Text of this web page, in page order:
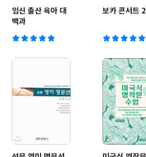
임신 출산 육아 대
백과
보카 콘서트 2